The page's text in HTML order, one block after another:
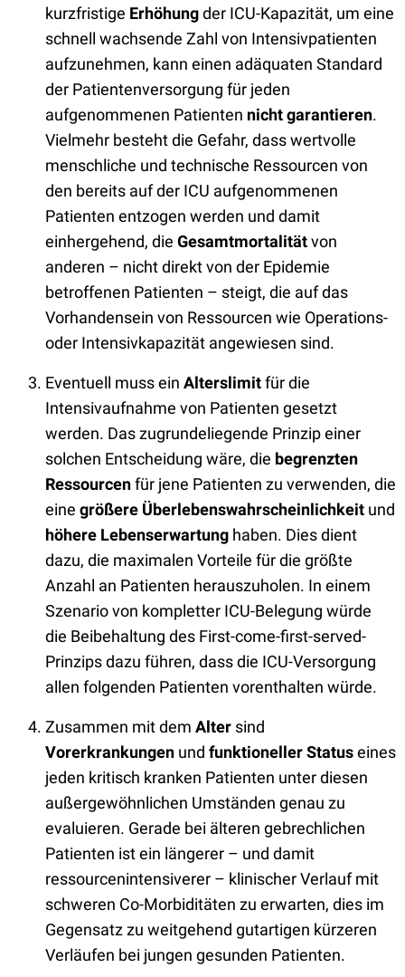
kurzfristige Erhöhungder ICU-Kapazität, um eine
schnell wachsende Zahl von Intensivpatienten
aufzunehmen, kann einen adäquaten Standard
der Patientenversorgung für jeden
aufgenommenen Patienten nicht garantieren.
Vielmehr besteht die Gefahr, dass wertvolle
menschliche und technische Ressourcen von
den bereits auf der ICU aufgenommenen
Patienten entzogen werden und damit
einhergehend, die Gesamtmortalitätvon
anderen – nicht direkt von der Epidemie
betroffenen Patienten – steigt, die auf das
Vorhandensein von Ressourcen wie Operations-
oder Intensivkapazität angewiesen sind.
Eventuell muss ein Alterslimitfür die
Intensivaufnahme von Patienten gesetzt
werden. Das zugrundeliegende Prinzip einer
solchen Entscheidung wäre, die begrenzten
Ressourcenfür jene Patienten zu verwenden, die
eine größere Überlebenswahrscheinlichkeit und
höhere Lebenserwartung haben. Dies dient
dazu, die maximalen Vorteile für die größte
Anzahl an Patienten herauszuholen. In einem
Szenario von kompletter ICU-Belegung würde
die Beibehaltung des First-come-first-served-
Prinzips dazu führen, dass die ICU-Versorgung
allen folgenden Patienten vorenthalten würde.
Zusammen mit dem Alter sind
Vorerkrankungen und funktioneller Statuseines
jeden kritisch kranken Patienten unter diesen
außergewöhnlichen Umständen genau zu
evaluieren. Gerade bei älteren gebrechlichen
Patienten ist ein längerer – und damit
ressourcenintensiverer – klinischer Verlauf mit
schweren Co-Morbiditäten zu erwarten, dies im
Gegensatz zu weitgehend gutartigen kürzeren
Verläufen bei jungen gesunden Patienten.